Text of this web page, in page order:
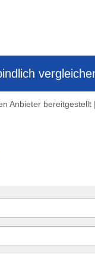
Anbieter bereitgestellt |